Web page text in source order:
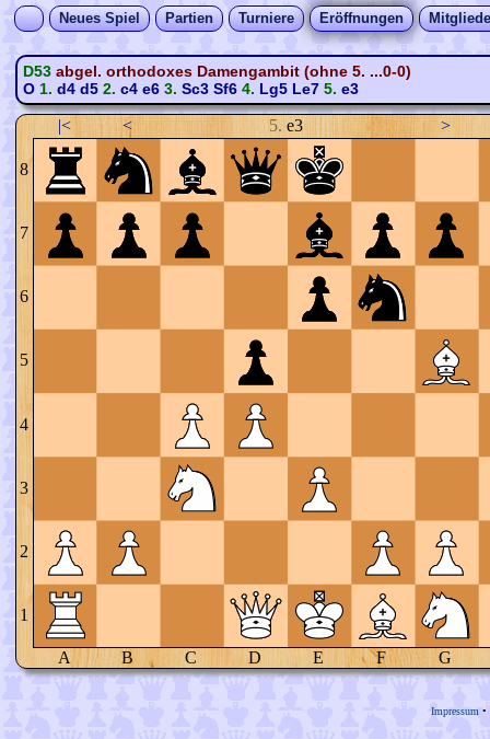
Neues Spiel Partien Turniere Eröffnungen
D53 abgel. orthodoxes Damengambit (ohne 5. ...0-0)
O1. d4 d52. c4 e63. Sc3 Sf64. Lg5 Le75. e3
|< < 5. e3 >
8
7
6
5
4
3
2
1
A B C D E F G
Impressum •